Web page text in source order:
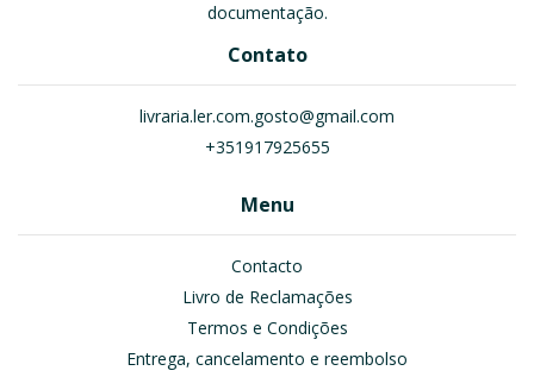
documentação.
Contato
livraria.ler.com.gosto@gmail.com
+351917925655
Menu
Contacto
Livro de Reclamações
Termos e Condições
Entrega, cancelamento e reembolso